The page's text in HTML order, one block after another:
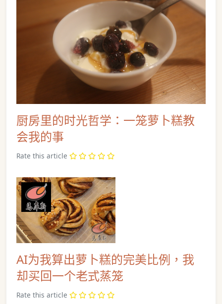
厨房里的时光哲学：一笼萝卜糕教
会我的事
Rate this article
AI为我算出萝卜糕的完美比例，我
却买回一个老式蒸笼
Rate this article